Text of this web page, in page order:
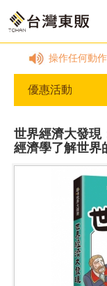
操作任何動作。請
優惠活動
世界經濟大發現
經濟學了解世界